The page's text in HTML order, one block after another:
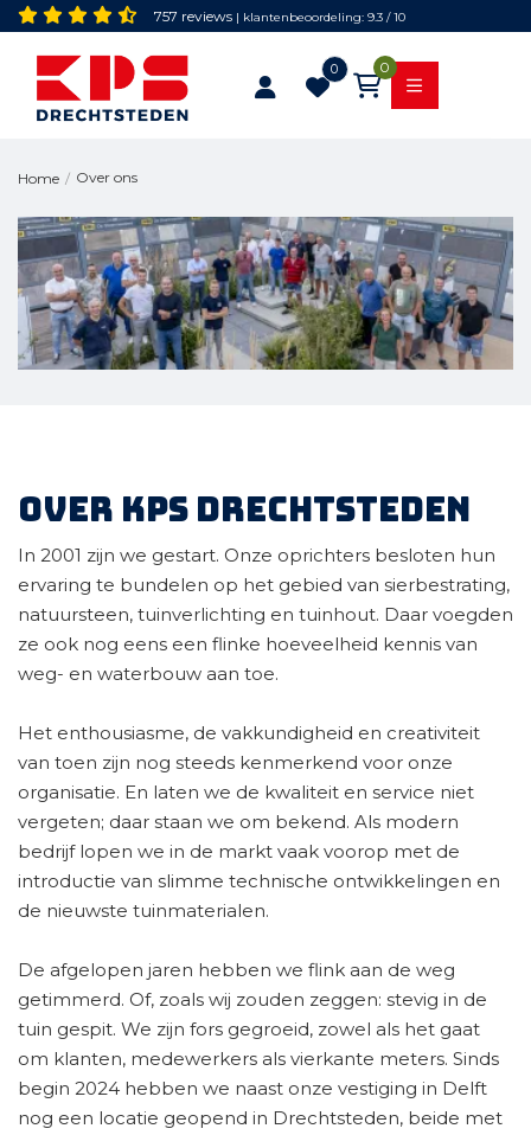
757 reviews | klantenbeoordeling: 9.3 / 10
0 0
Home / Over ons
Over KPS Drechtsteden
In 2001 zijn we gestart. Onze oprichters besloten hun
ervaring te bundelen op het gebied van sierbestrating,
natuursteen, tuinverlichting en tuinhout. Daar voegden
ze ook nog eens een flinke hoeveelheid kennis van
weg- en waterbouw aan toe.
Het enthousiasme, de vakkundigheid en creativiteit
van toen zijn nog steeds kenmerkend voor onze
organisatie. En laten we de kwaliteit en service niet
vergeten; daar staan we om bekend. Als modern
bedrijf lopen we in de markt vaak voorop met de
introductie van slimme technische ontwikkelingen en
de nieuwste tuinmaterialen.
De afgelopen jaren hebben we flink aan de weg
getimmerd. Of, zoals wij zouden zeggen: stevig in de
tuin gespit. We zijn fors gegroeid, zowel als het gaat
om klanten, medewerkers als vierkante meters. Sinds
begin 2024 hebben we naast onze vestiging in Delft
nog een locatie geopend in Drechtsteden, beide met